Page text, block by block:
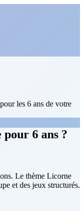
les 6 ans de votre
6 ans ?
Le thème Licorne
et des jeux structurés.